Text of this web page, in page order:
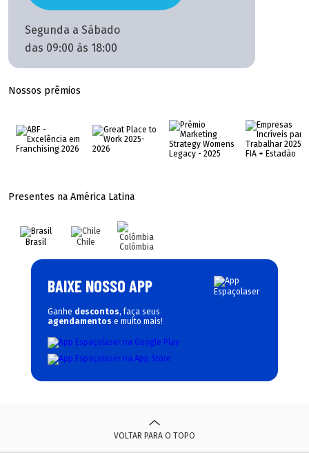
Segunda a Sábado
das 09:00 às 18:00
Nossos prêmios
Presentes na América Latina
Brasil Chile Colômbia
BAIXE NOSSO APP
Ganhe descontos, faça seus
agendamentos e muito mais!
VOLTAR PARA O TOPO